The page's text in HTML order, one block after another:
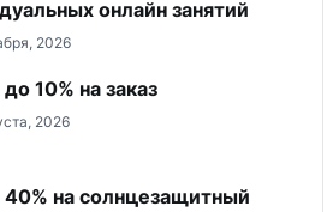
онлайн занятий
2026
10% на заказ
2026
на солнцезащитный